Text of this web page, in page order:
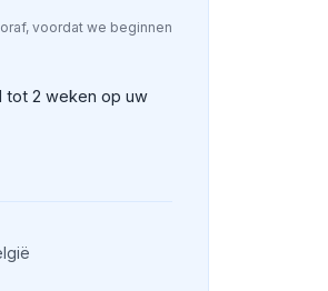
voordat we beginnen
tot 2 weken op uw